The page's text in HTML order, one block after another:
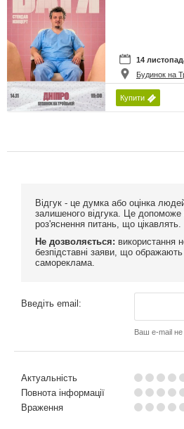
14
Будинок на
Купити
Відгук - це думка або оцінка
залишеного відгука. Це допоможе
роз'яснення питань, що цікавлять.
Не дозволяється: використання
безпідставні заяви, що ображають
самореклама.
Введіть email:
Ваш e-mail не
Актуальність
Повнота інформації
Враження